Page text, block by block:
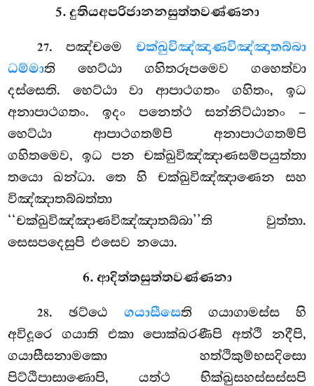
5. දුතියඅපරිජානනසුත්තවණ්ණනා
27. පඤ්චමෙ චක්ඛුවිඤ්ඤාණවිඤ්ඤාතබ්බා
ධම්මාති හෙට්ඨා ගහිතරූපමෙව ගහෙත්වා
දස්සෙති. හෙට්ඨා වා ආපාථගතං ගහිතං, ඉධ
අනාපාථගතං. ඉදං පනෙත්ථ සන්නිට්ඨානං –
හෙට්ඨා ආපාථගතම්පි අනාපාථගතම්පි
ගහිතමෙව, ඉධ පන චක්ඛුවිඤ්ඤාණසම්පයුත්තා
තයො ඛන්ධා. තෙ හි චක්ඛුවිඤ්ඤාණෙන සහ
විඤ්ඤාතබ්බත්තා
‘‘චක්ඛුවිඤ්ඤාණවිඤ්ඤාතබ්බා’’ති වුත්තා.
සෙසපදෙසුපි එසෙව නයො.
6. ආදිත්තසුත්තවණ්ණනා
28. ඡට්ඨෙ ගයාසීසෙති ගයාගාමස්ස හි
අවිදූරෙ ගයාති එකා පොක්ඛරණීපි අත්ථි නදීපි,
ගයාසීසනාමකො හත්ථිකුම්භසදිසො
පිට්ඨිපාසාණොපි, යත්ථ භික්ඛුසහස්සස්සපි